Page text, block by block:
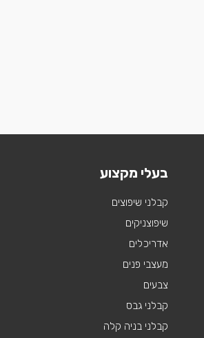
בעלי מקצוע
קבלני שיפוצים
שיפוצניקים
אדריכלים
מעצבי פנים
צבעים
קבלני גבס
קבלני בניה קלה